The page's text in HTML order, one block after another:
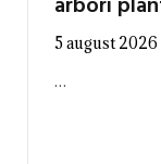
5 august 2026
…